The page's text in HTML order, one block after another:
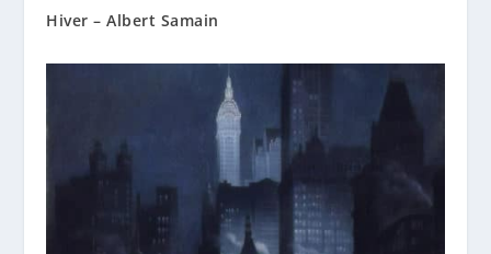
Hiver – Albert Samain